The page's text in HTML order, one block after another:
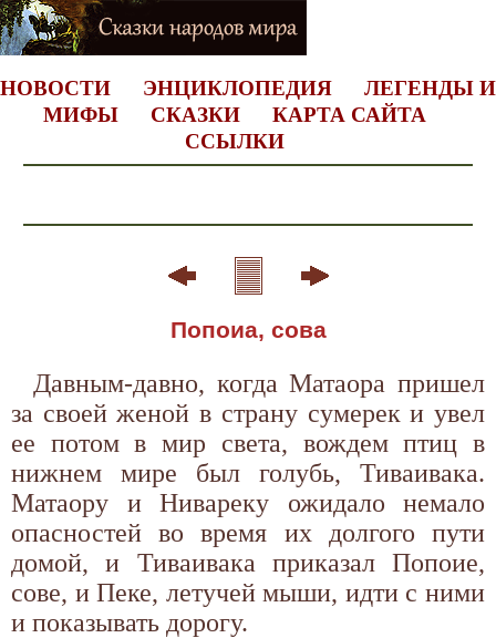
НОВОСТИ ЭНЦИКЛОПЕДИЯ
ЛЕГЕНДЫ И
МИФЫ
СКАЗКИ
КАРТА САЙТА
ССЫЛКИ
Попоиа, сова
Давным-давно, когда Матаора пришел
за своей женой в страну сумерек и увел
ее потом в мир света, вождем птиц в
нижнем мире был голубь, Тиваивака.
Матаору и Нивареку ожидало немало
опасностей во время их долгого пути
домой, и Тиваивака приказал Попоие,
сове, и Пеке, летучей мыши, идти с ними
и показывать дорогу.